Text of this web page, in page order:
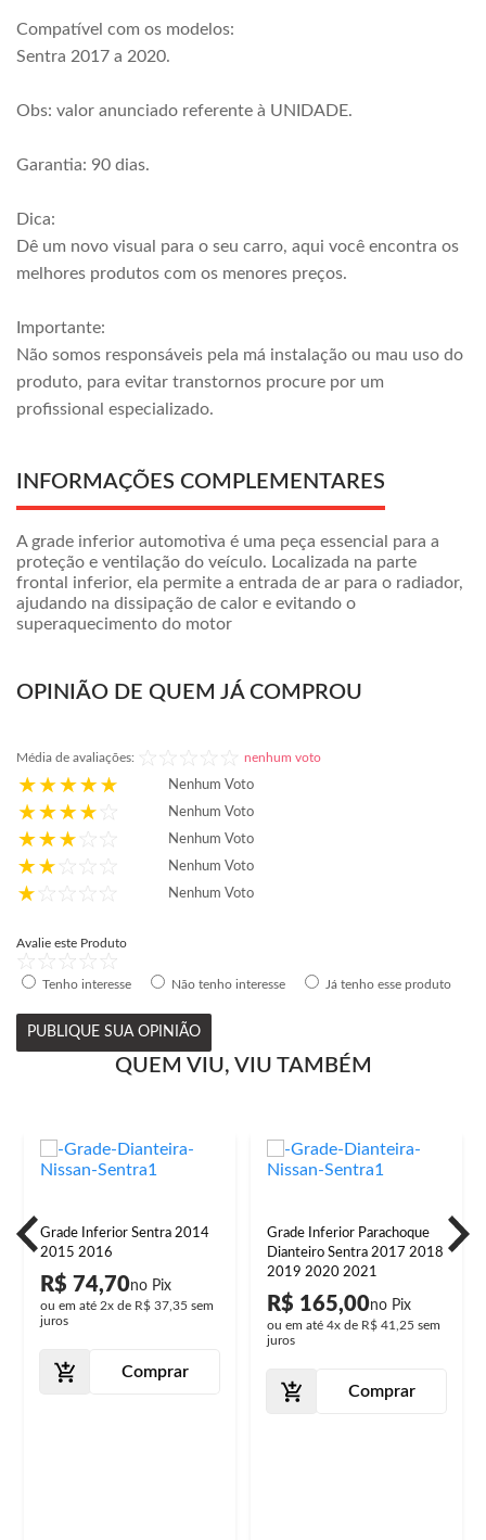
Compatível com os modelos:
Sentra 2017 a 2020.
Obs: valor anunciado referente à UNIDADE.
Garantia: 90 dias.
Dica:
Dê um novo visual para o seu carro, aqui você encontra os
melhores produtos com os menores preços.
Importante:
Não somos responsáveis pela má instalação ou mau uso do
produto, para evitar transtornos procure por um
profissional especializado.
INFORMAÇÕES COMPLEMENTARES
A grade inferior automotiva é uma peça essencial para a
proteção e ventilação do veículo. Localizada na parte
frontal inferior, ela permite a entrada de ar para o radiador,
ajudando na dissipação de calor e evitando o
superaquecimento do motor
OPINIÃO DE QUEM JÁ COMPROU
Média de avaliações: nenhum voto
Nenhum Voto
Nenhum Voto
Nenhum Voto
Nenhum Voto
Nenhum Voto
Avalie este Produto
Tenho interesse Não tenho interesse Já tenho esse produto
PUBLIQUE SUA OPINIÃO
QUEM VIU, VIU TAMBÉM
Grade Inferior Sentra 2014
2015 2016
R$ 74,70
ou em até 2x de R$ 37,35 sem
juros
Comprar
Grade Inferior Parachoque
Dianteiro Sentra 2017 2018
2019 2020 2021
R$ 165,00
ou em até 4x de R$ 41,25 sem
juros
Comprar